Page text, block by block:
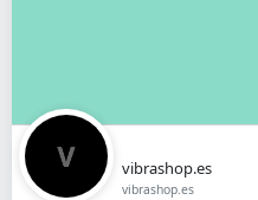
vibrashop.es
vibrashop.es